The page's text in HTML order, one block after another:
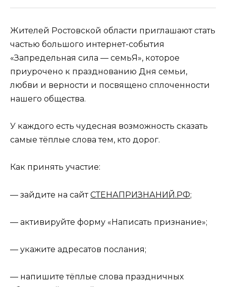
Жителей Ростовской области приглашают стать
частью большого интернет-события
«Запредельная сила — семьЯ», которое
приурочено к празднованию Дня семьи,
любви и верности и посвящено сплоченности
нашего общества.
У каждого есть чудесная возможность сказать
самые тёплые слова тем, кто дорог.
Как принять участие:
— зайдите на сайтСТЕНАПРИЗНАНИЙ.РФ;
— активируйте форму «Написать признание»;
— укажите адресатов послания;
— напишите тёплые слова праздничных